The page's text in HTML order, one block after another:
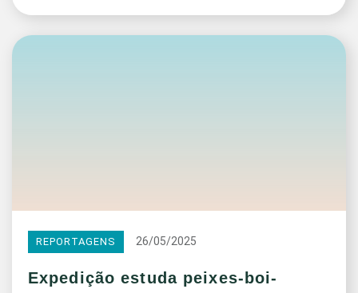
REPORTAGENS 26/05/2025
Expedição estuda peixes-boi-